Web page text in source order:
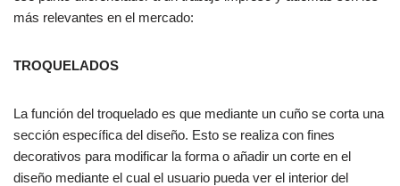
más relevantes en el mercado:
TROQUELADOS
La función del troquelado es que mediante un cuño se corta una
sección específica del diseño. Esto se realiza con fines
decorativos para modificar la forma o añadir un corte en el
diseño mediante el cual el usuario pueda ver el interior del